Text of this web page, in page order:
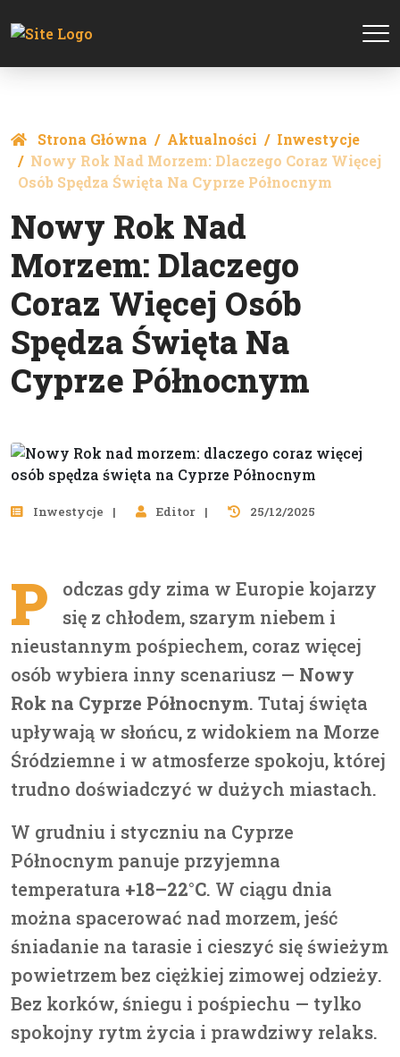
Strona Główna Aktualności
Inwestycje
Nowy Rok Nad Morzem: Dlaczego Coraz Więcej
Osób Spędza Święta Na Cyprze Północnym
Nowy Rok Nad
Morzem: Dlaczego
Coraz Więcej Osób
Spędza Święta Na
Cyprze Północnym
Inwestycje Editor 25/12/2025
P
odczas gdy zima w Europie kojarzy
się z chłodem, szarym niebem i
nieustannym pośpiechem, coraz więcej
osób wybiera inny scenariusz — Nowy
Rok na Cyprze Północnym. Tutaj święta
upływają w słońcu, z widokiem na Morze
Śródziemne i w atmosferze spokoju, której
trudno doświadczyć w dużych miastach.
W grudniu i styczniu na Cyprze
Północnym panuje przyjemna
temperatura +18–22°C. W ciągu dnia
można spacerować nad morzem, jeść
śniadanie na tarasie i cieszyć się świeżym
powietrzem bez ciężkiej zimowej odzieży.
Bez korków, śniegu i pośpiechu — tylko
spokojny rytm życia i prawdziwy relaks.